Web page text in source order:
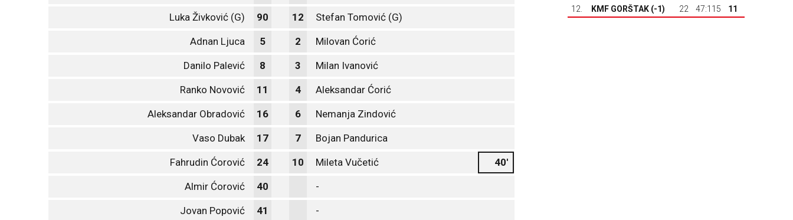
Luka Živković (G) 90 12 Stefan Tomović (G)
Adnan Ljuca 5 2 Milovan Ćorić
Danilo Palević 8 3 Milan Ivanović
Ranko Novović 11 4 Aleksandar Ćorić
Aleksandar Obradović 16 6 Nemanja Zindović
Vaso Dubak 17 7 Bojan Pandurica
Fahrudin Ćorović 24 10 Mileta Vučetić 40'
Almir Ćorović 40 -
Jovan Popović 41 -
12.
KMF GORŠTAK (-1) 22 47:115 11